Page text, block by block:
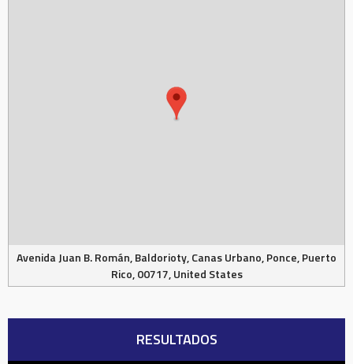
Avenida Juan B. Román, Baldorioty, Canas Urbano, Ponce, Puerto
Rico, 00717, United States
RESULTADOS